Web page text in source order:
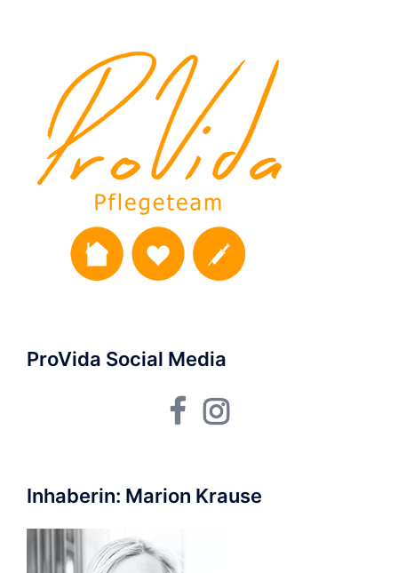
ProVida Social Media
FacebookInstagram
Inhaberin: Marion Krause